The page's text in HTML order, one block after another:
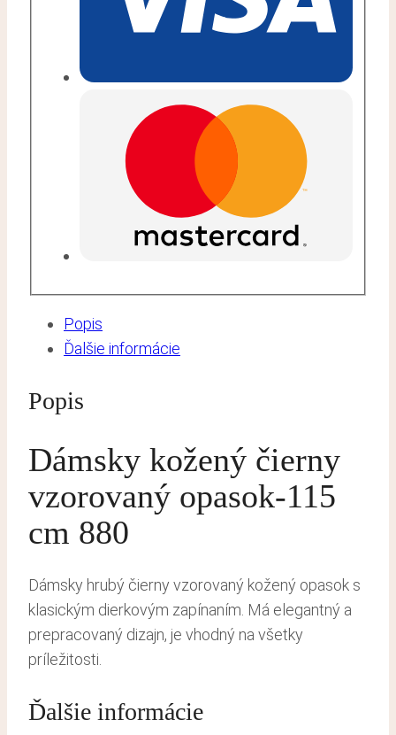
Popis
Ďalšie informácie
Popis
Dámsky kožený čierny
vzorovaný opasok-115
cm 880
Dámsky hrubý čierny vzorovaný kožený opasok s
klasickým dierkovým zapínaním. Má elegantný a
prepracovaný dizajn, je vhodný na všetky
príležitosti.
Ďalšie informácie